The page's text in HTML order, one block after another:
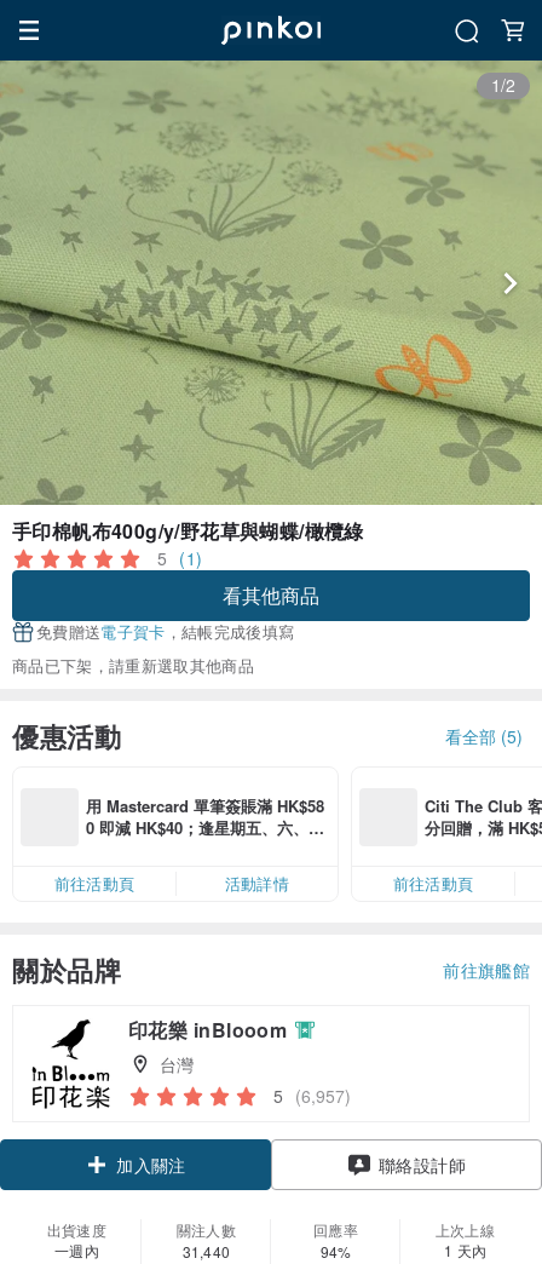
1/2
手印棉帆布400g/y/野花草與蝴蝶/橄欖綠
5 (1)
看其他商品
免費贈送電子賀卡 ，結帳完成後填寫
商品已下架，請重新選取其他商品
優惠活動 看全部 (5)
用 Mastercard 單筆簽賬滿 HK$58
0 即減 HK$40；逢星期五、六、日
限，額滿即止，僅限「常用信用
卡」結帳）
前往活動頁 活動詳情
Citi The Club
分回贈，滿
前往活動頁
關於品牌 前往旗艦館
印花樂 inBlooom
台灣
5 (6,957)
領優惠券
加入關注
聯絡設計師
出貨速度
一週內
關注人數
31,440
回應率
94%
上次上線
1 天內